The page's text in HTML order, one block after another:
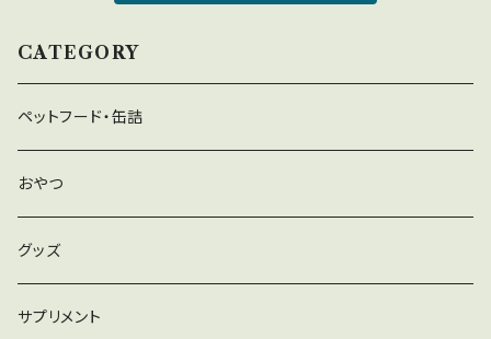
CATEGORY
ペットフード・缶詰
おやつ
グッズ
サプリメント